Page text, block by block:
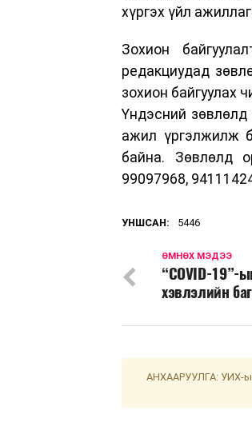
хүргэх үйл
Зохион
редакциудад
зохион байгуулах
Үндэсний зөвлөлд
ажил үргэлжилж
байна. Зөвлөлд
99097968,
УНШСАН: 5446
ӨМНӨХ МЭДЭЭ
“COVID-19”-
хэвлэлийн
АНХААРУУЛГА: УИХ-ын